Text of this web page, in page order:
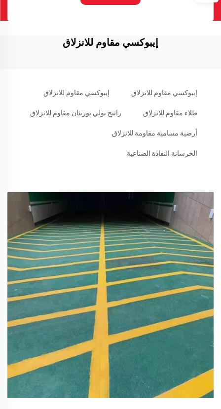
إيبوكسي مقاوم للانزلاق
إيبوكسي مقاوم للانزلاق إيبوكسي مقاوم للانزلاق
طلاء مقاوم للانزلاق راتنج بولي يوريثان مقاوم للانزلاق
أرضية مسامية مقاومة للانزلاق
الخرسانة النفاذة الصناعية